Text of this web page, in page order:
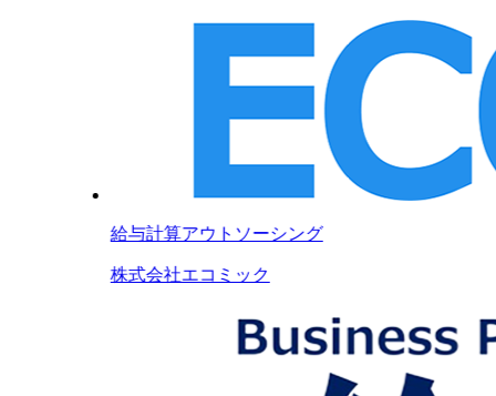
給与計算アウトソーシング
株式会社エコミック